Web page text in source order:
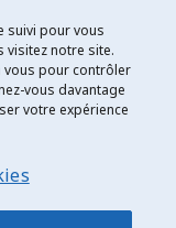
suivi pour vous
visitez notre site.
vous pour contrôler
vous davantage
votre expérience